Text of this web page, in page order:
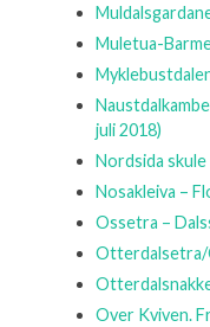
Muletua-
juli 2018)
Nordsida
Nosakleiva –
Ossetra –
Over Kviven.